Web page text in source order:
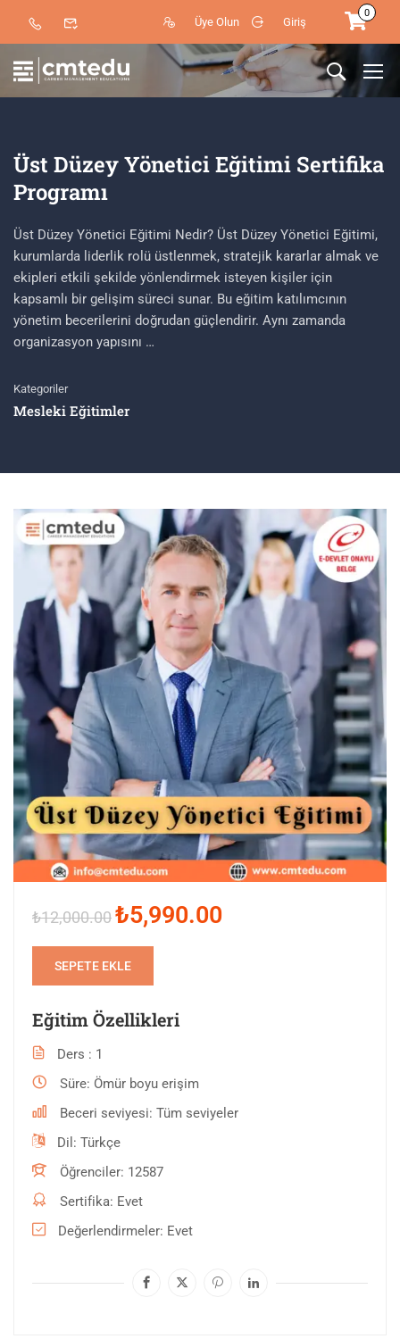
Üye Olun Giriş
0
Üst Düzey Yönetici Eğitimi Sertifika
Programı
Üst Düzey Yönetici Eğitimi Nedir? Üst Düzey Yönetici Eğitimi,
kurumlarda liderlik rolü üstlenmek, stratejik kararlar almak ve
ekipleri etkili şekilde yönlendirmek isteyen kişiler için
kapsamlı bir gelişim süreci sunar. Bu eğitim katılımcının
yönetim becerilerini doğrudan güçlendirir. Aynı zamanda
organizasyon yapısını …
Kategoriler
Mesleki Eğitimler
₺12,000.00₺5,990.00
SEPETE EKLE
Eğitim Özellikleri
Ders
1
Süre Ömür boyu erişim
Beceri seviyesi Tüm seviyeler
Dil
Türkçe
Öğrenciler 12587
Sertifika Evet
Değerlendirmeler Evet